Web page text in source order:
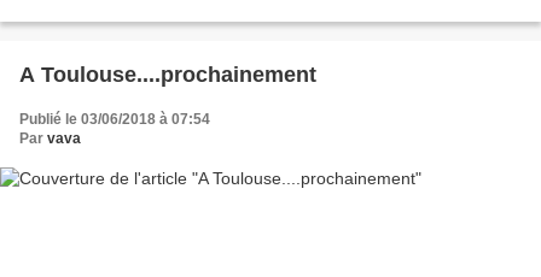
A Toulouse....prochainement
Publié le 03/06/2018 à 07:54
Par vava